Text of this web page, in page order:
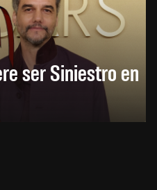
ser Siniestro en